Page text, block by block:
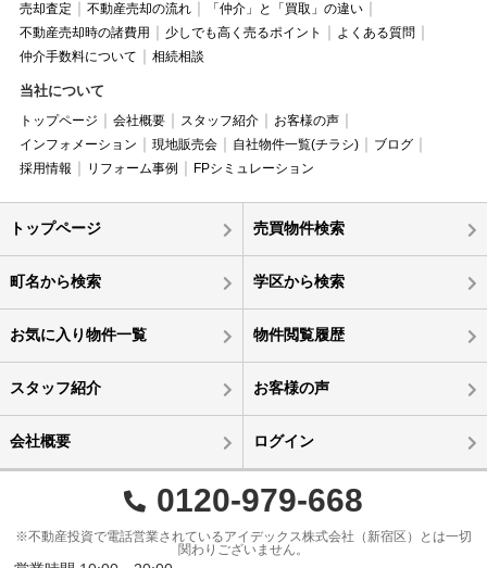
売却査定 不動産売却の流れ
「仲介」と「買取」の違い
不動産売却時の諸費用
少しでも高く売るポイント
よくある質問
仲介手数料について
相続相談
当社について
トップページ 会社概要 スタッフ紹介
お客様の声
インフォメーション
現地販売会 自社物件一覧(チラシ)
ブログ
採用情報
リフォーム事例 FPシミュレーション
トップページ 売買物件検索
町名から検索 学区から検索
お気に入り物件一覧 物件閲覧履歴
スタッフ紹介 お客様の声
会社概要 ログイン
0120-979-668
※不動産投資で電話営業されているアイデックス株式会社（新宿区）とは一切
関わりございません。